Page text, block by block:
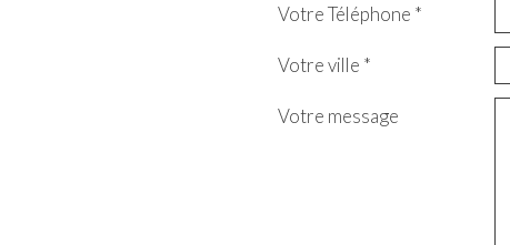
Votre Téléphone *
Votre ville *
Votre message